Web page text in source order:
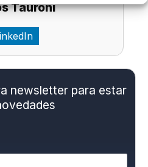
Tauroni
newsletter para estar